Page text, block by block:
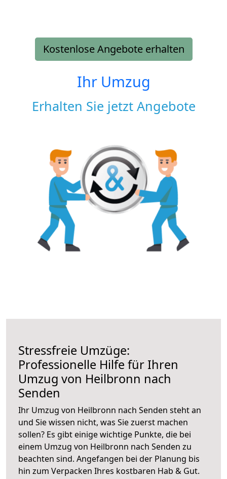
Kostenlose Angebote erhalten
Ihr Umzug
Erhalten Sie jetzt Angebote
Stressfreie Umzüge:
Professionelle Hilfe für Ihren
Umzug von Heilbronn nach
Senden
Ihr Umzug von Heilbronn nach Senden steht an
und Sie wissen nicht, was Sie zuerst machen
sollen? Es gibt einige wichtige Punkte, die bei
einem Umzug von Heilbronn nach Senden zu
beachten sind. Angefangen bei der Planung bis
hin zum Verpacken Ihres kostbaren Hab & Gut.